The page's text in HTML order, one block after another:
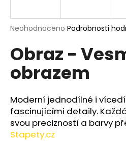
Průměrné
produktu
je
z
hvězdiček.
Neohodnoceno Podrobnosti
Obraz -
obrazem
Moderní jednodílné i
fascinujícími detaily.
svou precizností a barvy
Stapety.cz
j
t
?
HLEDAT